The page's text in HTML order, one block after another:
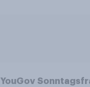
YouGov